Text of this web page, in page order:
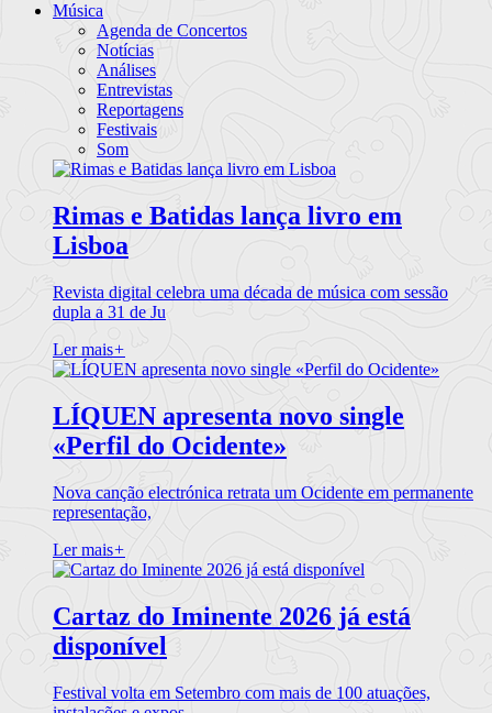
Música
Agenda de Concertos
Notícias
Análises
Entrevistas
Reportagens
Festivais
Som
Rimas e Batidas lança livro em
Lisboa
Revista digital celebra uma década de música com sessão
dupla a 31 de Ju
Ler mais+
LÍQUEN apresenta novo single
«Perfil do Ocidente»
Nova canção electrónica retrata um Ocidente em permanente
representação,
Ler mais+
Cartaz do Iminente 2026 já está
disponível
Festival volta em Setembro com mais de 100 atuações,